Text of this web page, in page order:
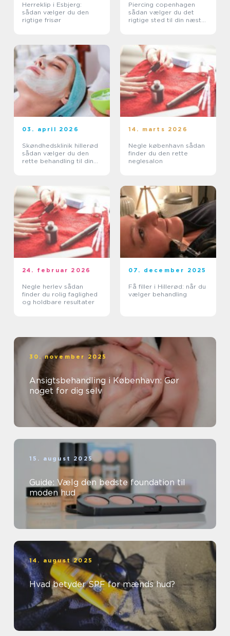
Herreklip i Esbjerg:
sådan vælger du den
rigtige frisør
Piercing copenhagen
sådan vælger du det
rigtige sted til din næste
03. april 2026
Skøndhedsklinik hillerød
sådan vælger du den
rette behandling til din
14. marts 2026
Negle københavn sådan
finder du den rette
neglesalon
24. februar 2026
Negle herlev sådan
finder du rolig faglighed
og holdbare resultater
07. december 2025
Få filler i Hillerød: når du
vælger behandling
30. november 2025
Ansigtsbehandling i København: Gør
noget for dig selv
15. august 2025
Guide: Vælg den bedste foundation til
moden hud
14. august 2025
Hvad betyder SPF for mænds hud?